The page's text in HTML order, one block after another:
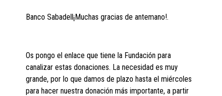
Banco Sabadell¡Muchas gracias de antemano!.
Os pongo el enlace que tiene la Fundación para
canalizar estas donaciones. La necesidad es muy
grande, por lo que damos de plazo hasta el miércoles
para hacer nuestra donación más importante, a partir